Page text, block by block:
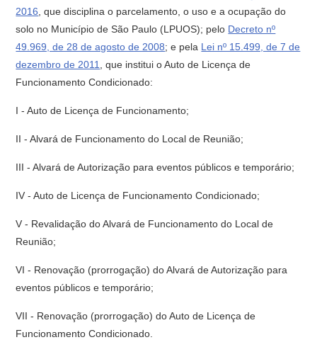
2016 , que disciplina o parcelamento, o uso e a ocupação do
solo no Município de São Paulo (LPUOS); pelo Decreto nº
49.969, de 28 de agosto de 2008; e pela Lei nº 15.499, de 7 de
dezembro de 2011
, que institui o Auto de Licença de
Funcionamento Condicionado:
I - Auto de Licença de Funcionamento;
II - Alvará de Funcionamento do Local de Reunião;
III - Alvará de Autorização para eventos públicos e temporário;
IV - Auto de Licença de Funcionamento Condicionado;
V - Revalidação do Alvará de Funcionamento do Local de
Reunião;
VI - Renovação (prorrogação) do Alvará de Autorização para
eventos públicos e temporário;
VII - Renovação (prorrogação) do Auto de Licença de
Funcionamento Condicionado.